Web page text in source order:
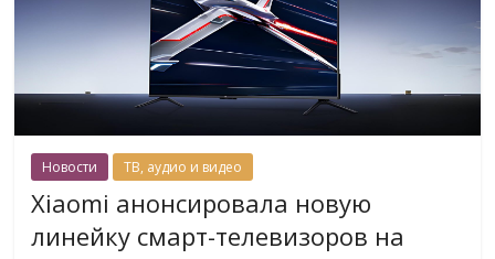
Новости ТВ, аудио и видео
Xiaomi анонсировала новую
линейку смарт-телевизоров на